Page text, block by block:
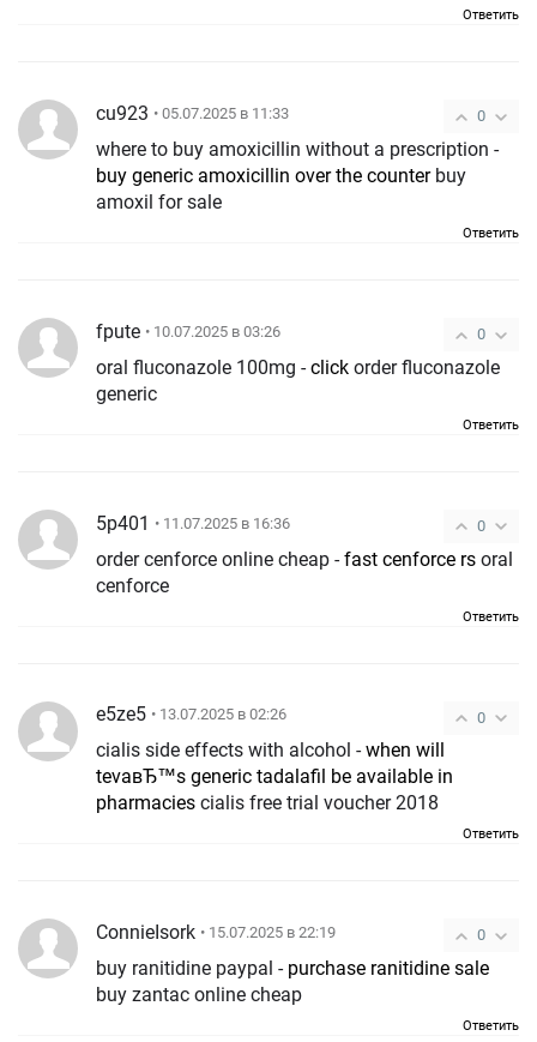
Ответить
0
cu923 • 05.07.2025 в 11:33
where to buy amoxicillin without a prescription -
buy generic amoxicillin over the counterbuy
amoxil for sale
Ответить
0
fpute • 10.07.2025 в 03:26
oral fluconazole 100mg -click order fluconazole
generic
Ответить
0
5p401 • 11.07.2025 в 16:36
order cenforce online cheap -fast cenforce rs oral
cenforce
Ответить
0
e5ze5 • 13.07.2025 в 02:26
cialis side effects with alcohol -when will
tevaвЂ™s generic tadalafil be available in
pharmacies cialis free trial voucher 2018
Ответить
0
ConnieIsork • 15.07.2025 в 22:19
buy ranitidine paypal - purchase ranitidine sale
buy zantac online cheap
Ответить